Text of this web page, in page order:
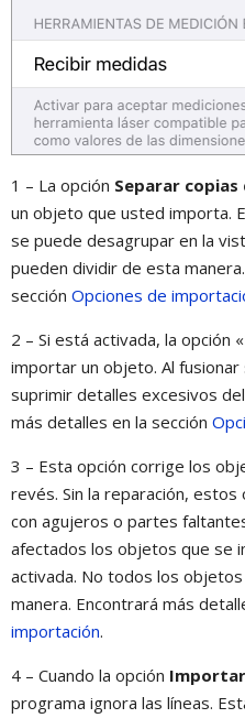
1 – La opción Separar
un objeto que usted importa.
se puede desagrupar en la
pueden dividir de esta
sección Opciones de
2 – Si está activada, la opción
importar un objeto. Al
suprimir detalles excesivos
más detalles en la sección
3 – Esta opción corrige los
revés. Sin la reparación,
con agujeros o partes
afectados los objetos que se
activada. No todos los
manera. Encontrará más
importación.
4 – Cuando la opción
programa ignora las líneas.